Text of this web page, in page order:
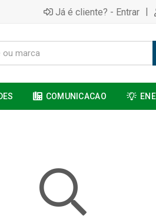
Já é cliente? - Entrar |
COMUNICACAO